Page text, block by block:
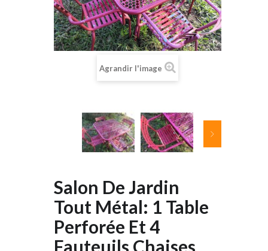
Agrandir l'image
Salon De Jardin
Tout Métal: 1 Table
Perforée Et 4
Fauteuils Chaises